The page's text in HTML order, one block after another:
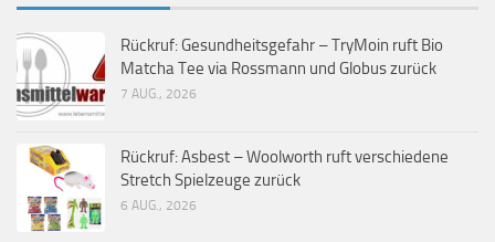
Rückruf: Gesundheitsgefahr – TryMoin ruft Bio
Matcha Tee via Rossmann und Globus zurück
7 AUG., 2026
Rückruf: Asbest – Woolworth ruft verschiedene
Stretch Spielzeuge zurück
6 AUG., 2026